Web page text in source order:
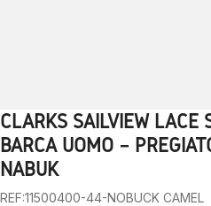
1 2 3 4 5
CLARKS SAILVIEW LACE
BARCA UOMO –
NABUK
REF:11500400-44-NOBUCK CAMEL